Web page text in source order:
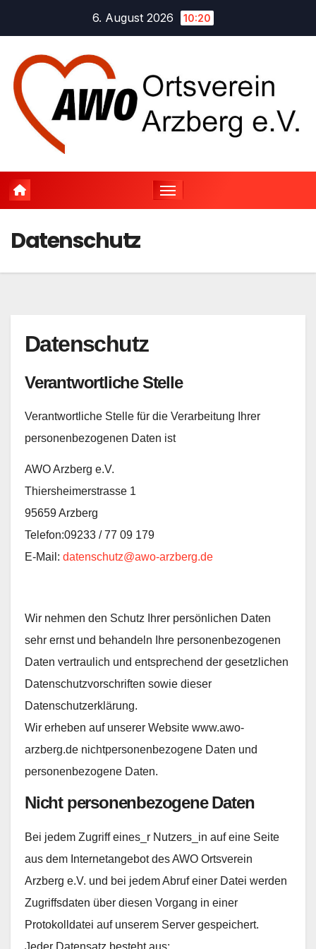
springen
6. August 2026 10:20
Datenschutz
Datenschutz
Verantwortliche Stelle
Verantwortliche Stelle für die Verarbeitung Ihrer
personenbezogenen Daten ist
AWO Arzberg e.V.
Thiersheimerstrasse 1
95659 Arzberg
Telefon:09233 / 77 09 179
E-Mail: datenschutz@awo-arzberg.de
Wir nehmen den Schutz Ihrer persönlichen Daten
sehr ernst und behandeln Ihre personenbezogenen
Daten vertraulich und entsprechend der gesetzlichen
Datenschutzvorschriften sowie dieser
Datenschutzerklärung.
Wir erheben auf unserer Website www.awo-
arzberg.de nichtpersonenbezogene Daten und
personenbezogene Daten.
Nicht personenbezogene Daten
Bei jedem Zugriff eines_r Nutzers_in auf eine Seite
aus dem Internetangebot des AWO Ortsverein
Arzberg e.V. und bei jedem Abruf einer Datei werden
Zugriffsdaten über diesen Vorgang in einer
Protokolldatei auf unserem Server gespeichert.
Jeder Datensatz besteht aus: